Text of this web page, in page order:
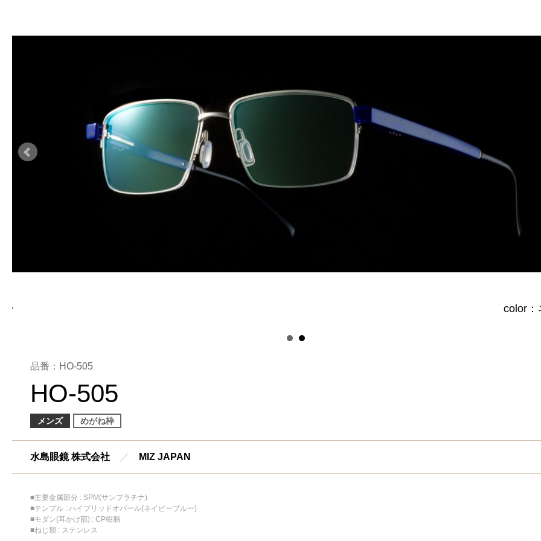
color：ネ
品番：HO-505
HO-505
メンズ めがね枠
水島眼鏡 株式会社 ／ MIZ JAPAN
■主要金属部分 : SPM(サンプラチナ)
■テンプル : ハイブリッドオパール(ネイビーブルー)
■モダン(耳かけ部) : CP樹脂
■ねじ類 : ステンレス